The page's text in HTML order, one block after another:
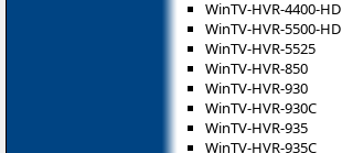
WinTV-HVR-4400-HD
WinTV-HVR-5500-HD
WinTV-HVR-5525
WinTV-HVR-850
WinTV-HVR-930
WinTV-HVR-930C
WinTV-HVR-935
WinTV-HVR-935C